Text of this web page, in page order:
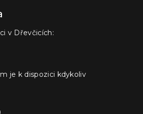
v Dřevčicích:
je k dispozici kdykoliv